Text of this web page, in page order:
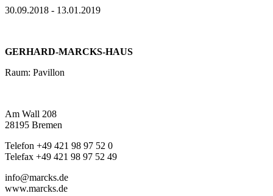
30.09.2018 - 13.01.2019
GERHARD-MARCKS-HAUS
Raum: Pavillon
Am Wall 208
28195 Bremen
Telefon +49 421 98 97 52 0
Telefax +49 421 98 97 52 49
info@marcks.de
www.marcks.de